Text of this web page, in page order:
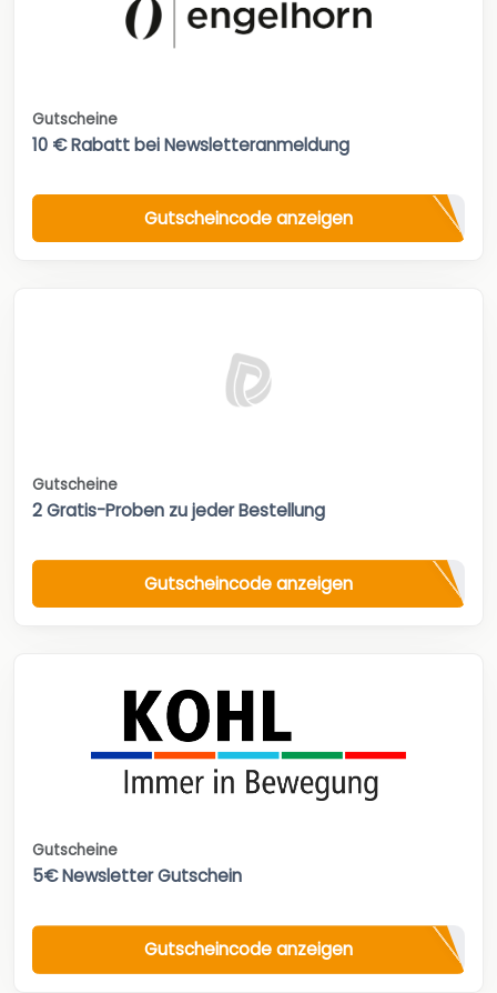
Gutscheine
10 € Rabatt bei Newsletteranmeldung
Gutscheincode anzeigen
Gutscheine
2 Gratis-Proben zu jeder Bestellung
Gutscheincode anzeigen
Gutscheine
5€ Newsletter Gutschein
Gutscheincode anzeigen